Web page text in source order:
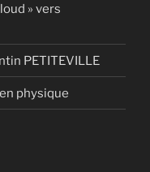
» vers
PETITEVILLE
physique